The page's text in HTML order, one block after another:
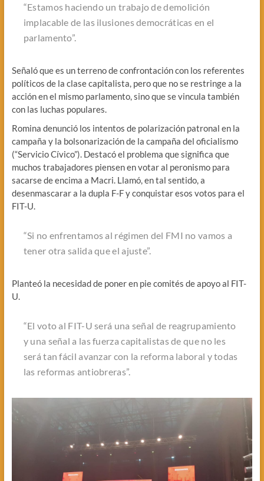
“Estamos haciendo un trabajo de demolición
implacable de las ilusiones democráticas en el
parlamento”.
Señaló que es un terreno de confrontación con los referentes
políticos de la clase capitalista, pero que no se restringe a la
acción en el mismo parlamento, sino que se vincula también
con las luchas populares.
Romina denunció los intentos de polarización patronal en la
campaña y la bolsonarización de la campaña del oficialismo
(“Servicio Cívico”). Destacó el problema que significa que
muchos trabajadores piensen en votar al peronismo para
sacarse de encima a Macri. Llamó, en tal sentido, a
desenmascarar a la dupla F-F y conquistar esos votos para el
FIT-U.
“Si no enfrentamos al régimen del FMI no vamos a
tener otra salida que el ajuste”.
Planteó la necesidad de poner en pie comités de apoyo al FIT-
U.
“El voto al FIT-U será una señal de reagrupamiento
y una señal a las fuerza capitalistas de que no les
será tan fácil avanzar con la reforma laboral y todas
las reformas antiobreras”.